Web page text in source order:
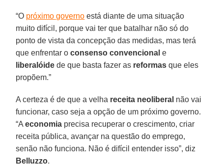
“O próximo governo está diante de uma situação
muito difícil, porque vai ter que batalhar não só do
ponto de vista da concepção das medidas, mas terá
que enfrentar o consenso convencional e
liberalóide de que basta fazer as reformas que eles
propõem.”
A certeza é de que a velha receita neoliberal não vai
funcionar, caso seja a opção de um próximo governo.
“Aeconomia precisa recuperar o crescimento, criar
receita pública, avançar na questão do emprego,
senão não funciona. Não é difícil entender isso”, diz
Belluzzo.